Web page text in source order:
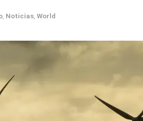
Noticias World